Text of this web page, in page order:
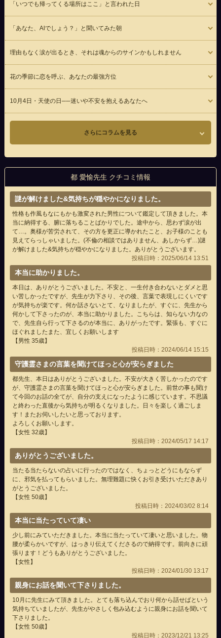
「いつでも帰ってくる場所はここ」と言われた日
「あなた、AIでしょう？」と聞いてみた朝
理由もなく涙が出るとき、それは魂からのサインかもしれません
花の季節に恋を呼ぶ、あなたの最強方位
10月4日・天使の日──迷いや不安を抱えるあなたへ
さらにコラムを見る
都 愛愉先生 クチコミ情報
謎が解けました&気持ちが穏やかになりました。
性格も作風もなにもかも激変された男性について鑑定して頂きました。本
当に納得する、腑に落ちることばかりでした。途中から、思わず涙が出
て…。奥様が苦労されて、その方を更正に導かれたこと、お子様のことも
見えてらっしゃいました。(不倫の相談ではありません、あしからず…)謎
が解けました&気持ちが穏やかになりました。ありがとうございます。
投稿日時：2025/06/14 13:51
本当に助かりました。
本日は、ありがとうございました。不安と、一生付き合わないとダメと思
い苦しかったですが、先生が力下さり、その後、言葉で表現しにくいです
が気持ちが楽です。何か話さないとて、なりましたが、すぐに、先生から
何かして下さったのが、本当に助かりました。こちらは、知らない力なの
で、先生自ら行って下さるのが本当に、ありがったです。緊張も、すぐに
ほぐれましたまた、宜しくお願いします
【男性 35歳】
投稿日時：2024/06/14 15:15
守護霊さまの言葉を聞けてほっと心が安らぎました
都先生、本日はありがとうございました。不安が大きく苦しかったのです
が、守護霊さまの言葉を聞けてほっと心が安らぎました。前世の事も聞け
て今回のお話の全てが、自分の支えになったように感じています。不思議
と終わった直後から気持ちが明るくなりました。日々を楽しく過ごしま
す！またお伺いしたいと思っております。
よろしくお願いします。
【女性 32歳】
投稿日時：2024/05/17 14:17
ありがとうございました。
当たる当たらないの占いに行ったのではなく、ちょっとどうにもならず
に、邪気を払ってもらいました。無理難題に快くお引き受けいただきあり
がとうございました。
【女性 50歳】
投稿日時：2024/03/02 8:14
本当に当たっていて凄い
少し前にみていただきました。本当に当たっていて凄いと思いました。物
腰が柔らかいですが、はっきり伝えてくださるので納得です。前向きに頑
張ります！どうもありがとうございました。
【女性】
投稿日時：2024/01/30 13:17
親身にお話を聞いて下さりました。
10月に先生にみて頂きました。とても落ち込んでおり何から話せばという
気持ちていましたが、先生がやさしく包み込むように親身にお話を聞いて
下さりました。
【女性 50歳】
投稿日時：2023/12/21 13:25